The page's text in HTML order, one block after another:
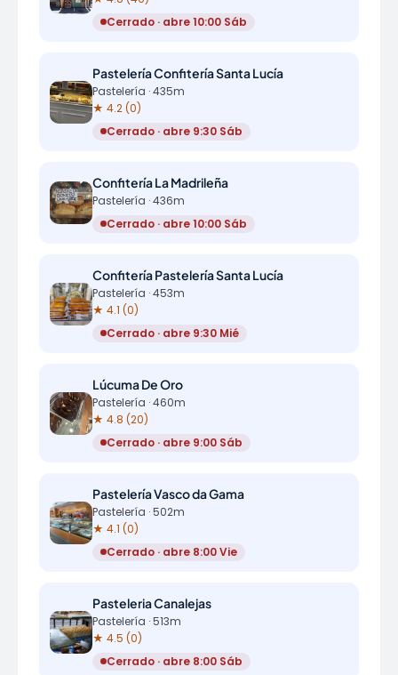
Cerrado · abre 10:00 Sáb
Pastelería Confitería Santa Lucía
Pastelería · 435m
★ 4.2 (0)
Cerrado · abre 9:30 Sáb
Confitería La Madrileña
Pastelería · 436m
Cerrado · abre 10:00 Sáb
Confitería Pastelería Santa Lucía
Pastelería · 453m
★ 4.1 (0)
Cerrado · abre 9:30 Mié
Lúcuma De Oro
Pastelería · 460m
★ 4.8 (20)
Cerrado · abre 9:00 Sáb
Pastelería Vasco da Gama
Pastelería · 502m
★ 4.1 (0)
Cerrado · abre 8:00 Vie
Pasteleria Canalejas
Pastelería · 513m
★ 4.5 (0)
Cerrado · abre 8:00 Sáb